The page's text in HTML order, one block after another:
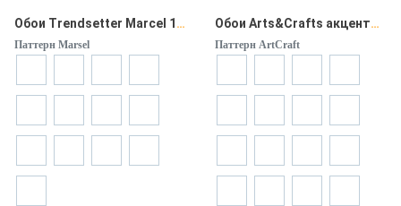
Обои Trendsetter Marcel 10*0,53м
Паттерн Marsel
Обои Arts&Crafts акценты, компаньоны
Паттерн ArtCraft